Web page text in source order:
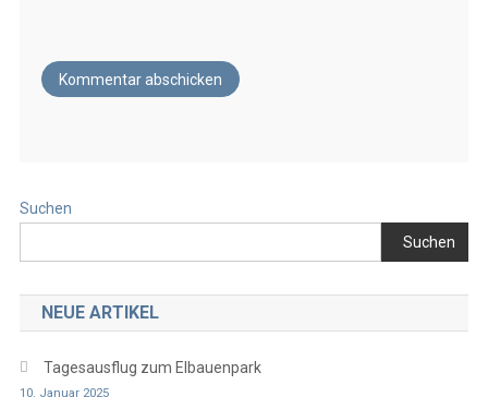
Suchen
Suchen
NEUE ARTIKEL
Tagesausflug zum Elbauenpark
10. Januar 2025